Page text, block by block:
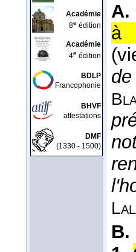
Académie
8e édition
Académie
4e édition
BDLP
Francophonie
BHVF
attestations
DMF
(1330 - 1500)
A.
à
B.